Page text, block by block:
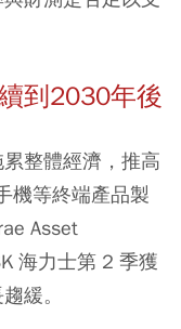
到2030年後
整體經濟，推高
機等終端產品製
Asset
海力士第 2 季獲
緩。